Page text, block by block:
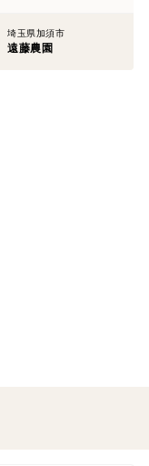
埼玉県加須市
遠藤農園